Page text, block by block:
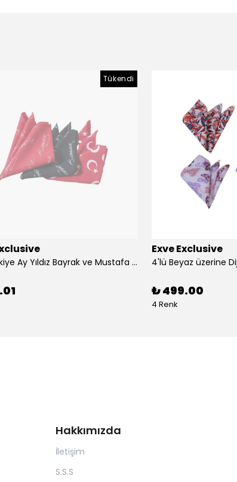
Tükendi
3'lü Türkiye Ay Yıldız Bayrak ve Mustafa Kemal Atatürk imzalı Kırmızı Siyah Yaka Mendili Seti
Exve Exclusive
₺ 499.00
4 Renk
Hakkımızda
İletişim
S.S.S